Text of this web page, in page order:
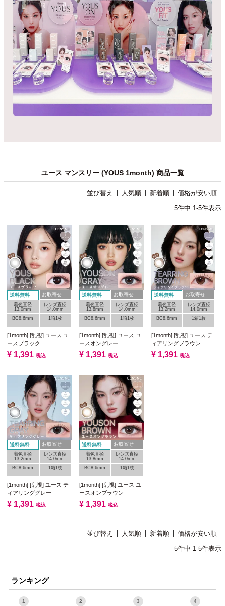
ユース マンスリー (YOUS 1month) 商品一覧
並び替え 人気順 新着順
価格が安い順
5件中 1-5件表示
送料無料 お取寄せ
着色直径
13.0mm
レンズ直径
14.0mm
BC8.6mm
1箱1枚
[1month] [乱視] ユース ユ
ースブラック
¥ 1,391 税込
送料無料 お取寄せ
着色直径
13.8mm
レンズ直径
14.0mm
BC8.6mm
1箱1枚
[1month] [乱視] ユース ユ
ースオングレー
¥ 1,391 税込
送料無料 お取寄せ
着色直径
13.2mm
レンズ直径
14.0mm
BC8.6mm
1箱1枚
[1month] [乱視] ユース テ
ィアリングブラウン
¥ 1,391 税込
送料無料 お取寄せ
着色直径
13.2mm
レンズ直径
14.0mm
BC8.6mm
1箱1枚
[1month] [乱視] ユース テ
ィアリンググレー
¥ 1,391 税込
送料無料 お取寄せ
着色直径
13.8mm
レンズ直径
14.0mm
BC8.6mm
1箱1枚
[1month] [乱視] ユース ユ
ースオンブラウン
¥ 1,391 税込
並び替え 人気順 新着順
価格が安い順
5件中 1-5件表示
ランキング
1 2 3 4